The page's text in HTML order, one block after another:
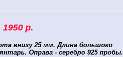
1950 р.
внизу 25 мм. Длина большого
Оправа - серебро 925 пробы.